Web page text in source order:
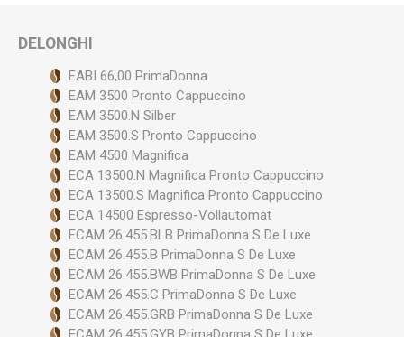
DELONGHI
EABI 66,00 PrimaDonna
EAM 3500 Pronto Cappuccino
EAM 3500.N Silber
EAM 3500.S Pronto Cappuccino
EAM 4500 Magnifica
ECA 13500.N Magnifica Pronto Cappuccino
ECA 13500.S Magnifica Pronto Cappuccino
ECA 14500 Espresso-Vollautomat
ECAM 26.455.BLB PrimaDonna S De Luxe
ECAM 26.455.B PrimaDonna S De Luxe
ECAM 26.455.BWB PrimaDonna S De Luxe
ECAM 26.455.C PrimaDonna S De Luxe
ECAM 26.455.GRB PrimaDonna S De Luxe